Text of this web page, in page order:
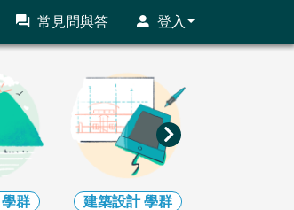
常見問與答 登入
學群 建築設計學群